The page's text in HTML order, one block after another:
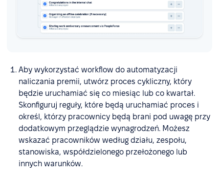
Aby wykorzystać workflow do automatyzacji
naliczania premii, utwórz proces cykliczny, który
będzie uruchamiać się co miesiąc lub co kwartał.
Skonfiguruj reguły, które będą uruchamiać proces i
określ, którzy pracownicy będą brani pod uwagę przy
dodatkowym przeglądzie wynagrodzeń. Możesz
wskazać pracowników według działu, zespołu,
stanowiska, współdzielonego przełożonego lub
innych warunków.